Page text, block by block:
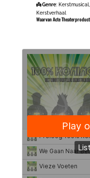
👼 Genre:
Kerstverhaal
Waarvan Acte